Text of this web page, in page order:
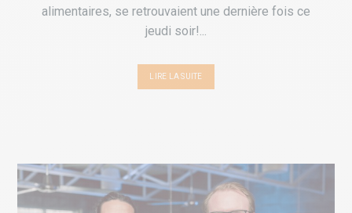
alimentaires, se retrouvaient une dernière fois ce
jeudi soir!...
LIRE LA SUITE